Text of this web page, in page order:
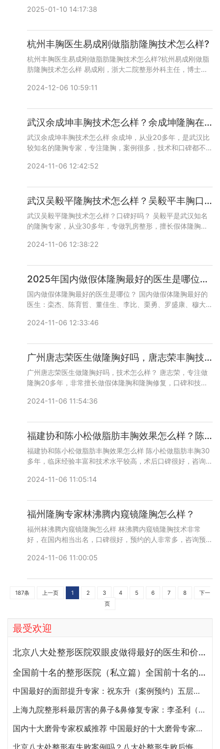
预约添加微信号：bianmei0528或者直接拨打400-616-
2025-01-10 14:17:38
杭州丰胸医生易成刚做脂肪隆胸技术怎么样?
杭州丰胸医生易成刚做脂肪隆胸技术怎么样?杭州易成刚做脂
肪隆胸技术怎么样 易成刚，浙大二院整形外科主任，博士研
也非常多，咨询预约添加微信号：bianmei0528或者直接拨
2024-12-06 10:59:11
武汉余成坤丰胸技术怎么样？余成坤隆胸在线咨询预约
武汉余成坤丰胸技术怎么样 余成坤，从业20多年，是武汉比
较知名的隆胸专家，专注隆胸，案例很多，技术和口碑都不
616-6769，详细沟通。
2024-11-06 12:42:52
武汉吴毅平隆胸技术怎么样？吴毅平丰胸口碑好吗？
武汉吴毅平隆胸技术怎么样？口碑好吗？ 吴毅平是武汉知名
的隆胸专家，从业30多年，专做乳房整形，擅长假体隆胸、
咨询预约添加微信号：bianmei0528或者直接拨打400-616-
2024-11-06 12:38:22
2025年国内做假体隆胸最好的医生是哪位？2025年丰胸专家排行榜前十名
国内做假体隆胸最好的医生是哪位？ 国内做假体隆胸最好的
医生：栾杰、陈育哲、董佳生、李比、栗勇、罗盛康、穆大
平、余力、曾昂等，全国各地的医生都有，具体详细咨询可以
详细沟通。
2024-11-06 12:33:46
广州唐志荣医生做隆胸好吗，唐志荣丰胸技术怎么样？
广州唐志荣医生做隆胸好吗，技术怎么样？ 唐志荣，专注做
隆胸20多年，非常擅长做假体隆胸和隆胸修复，口碑和技术
400-616-6769，详细沟通。
2024-11-06 11:54:36
福建协和陈小松做脂肪丰胸效果怎么样？陈小松脂肪隆胸预约咨询
福建协和陈小松做脂肪丰胸效果怎么样 陈小松做脂肪丰胸30
多年，临床经验丰富和技术水平较高，术后口碑很好，咨询预
6769，详细沟通。
2024-11-06 11:05:14
福州隆胸专家林沸腾内窥镜隆胸怎么样？
福州林沸腾内窥镜隆胸怎么样 林沸腾内窥镜隆胸技术非常
好，在国内相当出名，口碑很好，预约的人非常多，咨询预约
详细沟通。
2024-11-06 11:00:05
187条 上一页 1 2 3 4 5 6 7 8
下一
页
最受欢迎
北京八大处整形医院双眼皮做得最好的医生和价格大全
全国前十名的整形医院（私立篇）全国前十名的私立整形医院排名大全
中国最好的面部提升专家：祝东升（案例预约）五层面部提升怎么样？
上海九院整形科最厉害的鼻子&鼻修复专家：李圣利（简介、案例、预约）
国内十大磨骨专家权威推荐 中国最好的十大磨骨专家排名
北京八大处整形有失败案例吗？八大处整形失败后悔怎么办？怎么投诉？